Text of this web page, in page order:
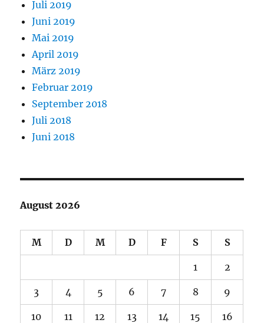
Juli 2019
Juni 2019
Mai 2019
April 2019
März 2019
Februar 2019
September 2018
Juli 2018
Juni 2018
August 2026
M D M D F S S
1 2
3 4 5 6 7 8 9
10 11 12 13 14 15 16